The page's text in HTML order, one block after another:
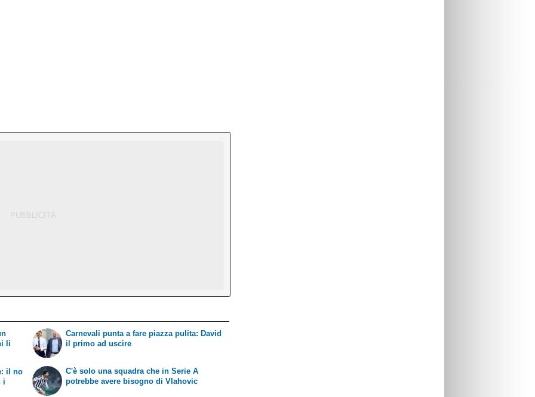
li
il no
i
Carnevali punta a fare piazza pulita: David
il primo ad uscire
C'è solo una squadra che in Serie A
potrebbe avere bisogno di Vlahovic